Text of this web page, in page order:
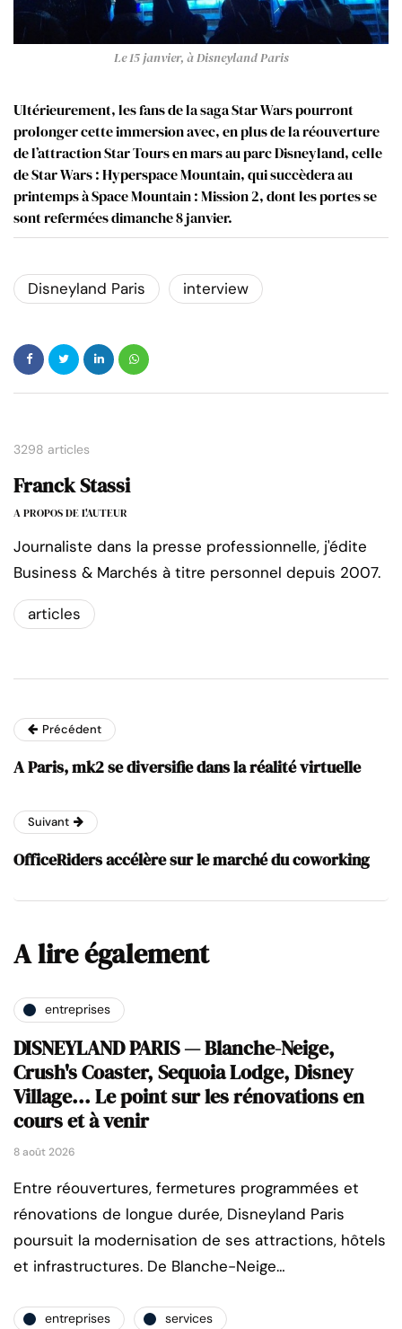
Le 15 janvier, à Disneyland Paris
Ultérieurement, les fans de la saga Star Wars pourront
prolonger cette immersion avec, en plus de la réouverture
de l’attraction Star Tours en mars au parc Disneyland, celle
de Star Wars : Hyperspace Mountain, qui succèdera au
printemps à Space Mountain : Mission 2, dont les portes se
sont refermées dimanche 8 janvier.
Disneyland Paris interview
3298 articles
Franck Stassi
A PROPOS DE L'AUTEUR
Journaliste dans la presse professionnelle, j'édite
Business & Marchés à titre personnel depuis 2007.
articles
Précédent
A Paris, mk2 se diversifie dans la réalité virtuelle
Suivant
OfficeRiders accélère sur le marché du coworking
A lire également
entreprises
DISNEYLAND PARIS — Blanche-Neige,
Crush's Coaster, Sequoia Lodge, Disney
Village... Le point sur les rénovations en
cours et à venir
8 août 2026
Entre réouvertures, fermetures programmées et
rénovations de longue durée, Disneyland Paris
poursuit la modernisation de ses attractions, hôtels
et infrastructures. De Blanche-Neige…
entreprises services